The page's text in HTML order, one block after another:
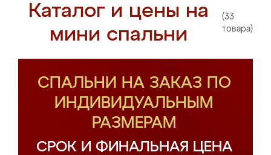
Каталог и цены на
мини спальни
(33
товара)
СПАЛЬНИ НА ЗАКАЗ ПО
ИНДИВИДУАЛЬНЫМ
РАЗМЕРАМ
СРОК И ФИНАЛЬНАЯ ЦЕНА